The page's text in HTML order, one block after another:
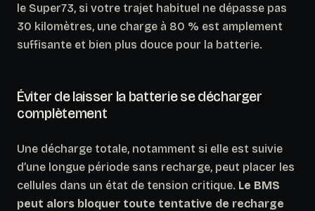
le Super73, si votre trajet habituel ne dépasse pas
30 kilomètres, une charge à 80 % est amplement
suffisante et bien plus douce pour la batterie.
Éviter de laisser la batterie se décharger
complètement
Une décharge totale, notamment si elle est suivie
d’une longue période sans recharge, peut placer les
cellules dans un état de tension critique. Le BMS
peut alors bloquer toute tentative de recharge